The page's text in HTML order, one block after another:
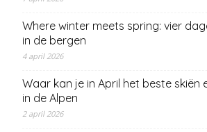
Where winter meets spring: vier
in de bergen
4 april 2026
Waar kan je in April het beste skiën
in de Alpen
2 april 2026